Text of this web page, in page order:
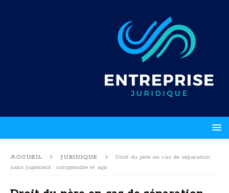
ACCUEIL JURIDIQUE
Droit du père en cas de séparation
sans jugement : comprendre et agir